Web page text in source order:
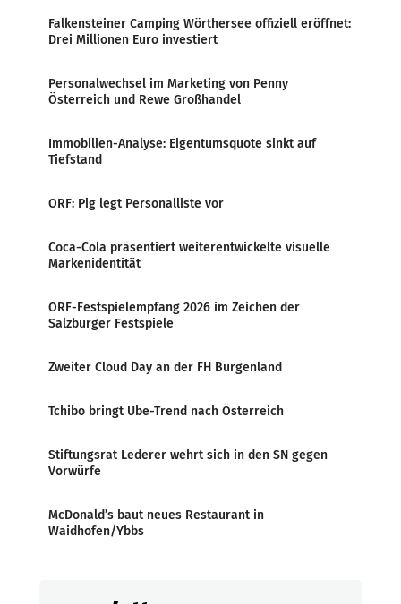
Falkensteiner Camping Wörthersee offiziell eröffnet:
Drei Millionen Euro investiert
Personalwechsel im Marketing von Penny
Österreich und Rewe Großhandel
Immobilien-Analyse: Eigentumsquote sinkt auf
Tiefstand
ORF: Pig legt Personalliste vor
Coca-Cola präsentiert weiterentwickelte visuelle
Markenidentität
ORF-Festspielempfang 2026 im Zeichen der
Salzburger Festspiele
Zweiter Cloud Day an der FH Burgenland
Tchibo bringt Ube-Trend nach Österreich
Stiftungsrat Lederer wehrt sich in den SN gegen
Vorwürfe
McDonald’s baut neues Restaurant in
Waidhofen/Ybbs